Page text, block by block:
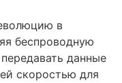
в
беспроводную
данные
скоростью для